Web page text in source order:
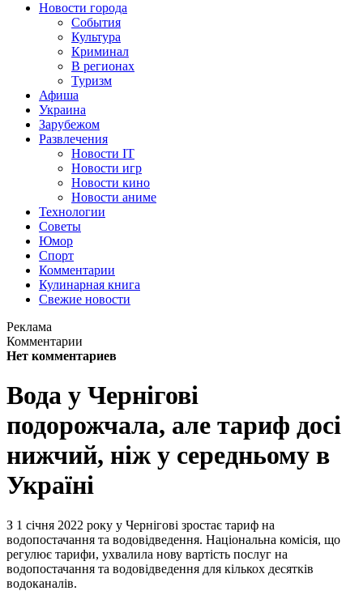
Новости города
События
Культура
Криминал
В регионах
Туризм
Афиша
Украина
Зарубежом
Развлечения
Новости IT
Новости игр
Новости кино
Новости аниме
Технологии
Советы
Юмор
Спорт
Комментарии
Кулинарная книга
Свежие новости
Реклама
Комментарии
Нет комментариев
Вода у Чернігові
подорожчала, але тариф досі
нижчий, ніж у середньому в
Україні
З 1 січня 2022 року у Чернігові зростає тариф на
водопостачання та водовідведення. Національна комісія, що
регулює тарифи, ухвалила нову вартість послуг на
водопостачання та водовідведення для кількох десятків
водоканалів.